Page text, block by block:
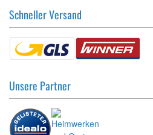
Schneller Versand
Unsere Partner